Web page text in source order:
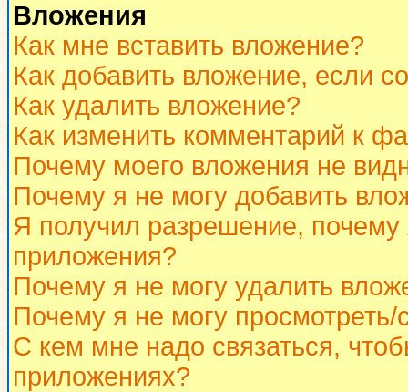
Вложения
Как мне вставить вложение?
Как добавить вложение, если
Как удалить вложение?
Как изменить комментарий к
Почему моего вложения не
Почему я не могу добавить
Я получил разрешение,
приложения?
Почему я не могу удалить
Почему я не могу просмотреть/
С кем мне надо связаться,
приложениях?